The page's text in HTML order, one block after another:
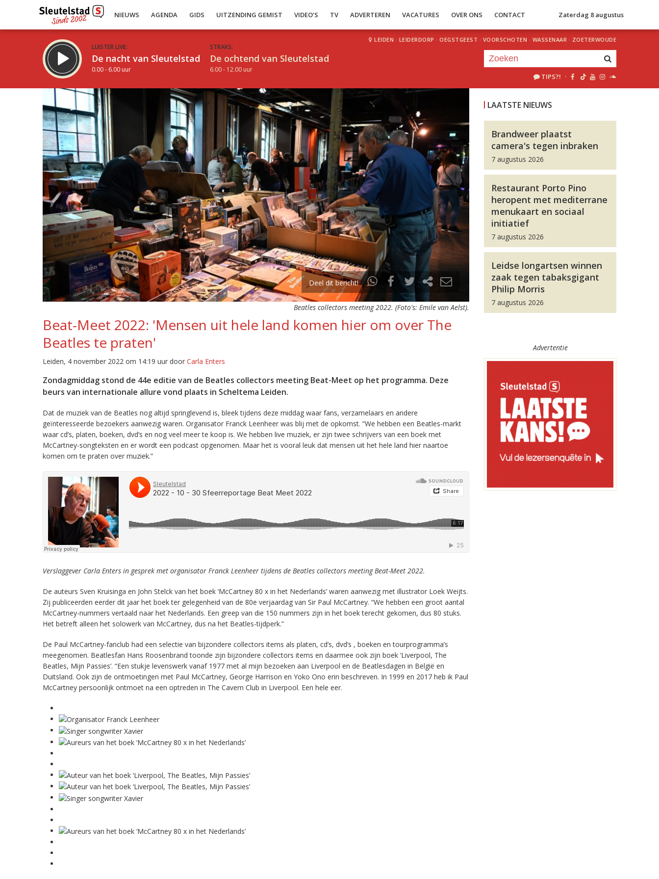
NIEUWS AGENDA GIDS UITZENDING GEMIST VIDEO’S TV ADVERTEREN VACATURES OVER ONS CONTACT Zaterdag 8 augustus
LUISTER LIVE:
De nacht van Sleutelstad
0.00 - 6.00 uur
STRAKS:
De ochtend van Sleutelstad
6.00 - 12.00 uur
LEIDEN · LEIDERDORP · OEGSTGEEST · VOORSCHOTEN · WASSENAAR · ZOETERWOUDE
TIPS?! ·
Inklappen
Deel dit bericht!
Beatles collectors meeting 2022. (Foto's: Emile van Aelst).
Beat-Meet 2022: 'Mensen uit hele land komen hier om over The
Beatles te praten'
Leiden, 4 november 2022 om 14:19 uur door Carla Enters
Zondagmiddag stond de 44e editie van de Beatles collectors meeting Beat-Meet op het programma. Deze
beurs van internationale allure vond plaats in Scheltema Leiden.
Dat de muziek van de Beatles nog altijd springlevend is, bleek tijdens deze middag waar fans, verzamelaars en andere
geïnteresseerde bezoekers aanwezig waren. Organisator Franck Leenheer was blij met de opkomst. “We hebben een Beatles-markt
waar cd’s, platen, boeken, dvd’s en nog veel meer te koop is. We hebben live muziek, er zijn twee schrijvers van een boek met
McCartney-songteksten en er wordt een podcast opgenomen. Maar het is vooral leuk dat mensen uit het hele land hier naartoe
komen om te praten over muziek.”
Verslaggever Carla Enters in gesprek met organisator Franck Leenheer tijdens de Beatles collectors meeting Beat-Meet 2022.
De auteurs Sven Kruisinga en John Stelck van het boek ‘McCartney 80 x in het Nederlands’ waren aanwezig met illustrator Loek Weijts.
Zij publiceerden eerder dit jaar het boek ter gelegenheid van de 80e verjaardag van Sir Paul McCartney. “We hebben een groot aantal
McCartney-nummers vertaald naar het Nederlands. Een greep van die 150 nummers zijn in het boek terecht gekomen, dus 80 stuks.
Het betreft alleen het solowerk van McCartney, dus na het Beatles-tijdperk.”
De Paul McCartney-fanclub had een selectie van bijzondere collectors items als platen, cd’s, dvd’s , boeken en tourprogramma’s
meegenomen. Beatlesfan Hans Roosenbrand toonde zijn bijzondere collectors items en daarmee ook zijn boek ‘Liverpool, The
Beatles, Mijn Passies’. “Een stukje levenswerk vanaf 1977 met al mijn bezoeken aan Liverpool en de Beatlesdagen in België en
Duitsland. Ook zijn de ontmoetingen met Paul McCartney, George Harrison en Yoko Ono erin beschreven. In 1999 en 2017 heb ik Paul
McCartney persoonlijk ontmoet na een optreden in The Cavern Club in Liverpool. Een hele eer.
LAATSTE NIEUWS
Brandweer plaatst
camera's tegen inbraken
7 augustus 2026
Restaurant Porto Pino
heropent met mediterrane
menukaart en sociaal
initiatief
7 augustus 2026
Leidse longartsen winnen
zaak tegen tabaksgigant
Philip Morris
7 augustus 2026
Advertentie